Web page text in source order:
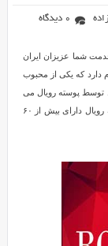
0 دیدگاه
شما عزیزان ایران
دارد که یکی از محبوب
توسط پوسته رویال می
توانید هر سایتی در هر دسته و زمینه ای راه اندازی کنید. مجموعه رویال دارای بیش از ۶۰